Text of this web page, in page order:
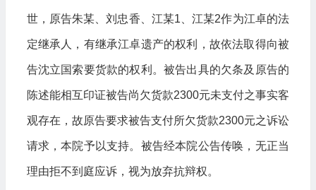
世，原告朱某、刘忠香、江某1、江某2作为江卓的法
定继承人，有继承江卓遗产的权利，故依法取得向被
告沈立国索要货款的权利。被告出具的欠条及原告的
陈述能相互印证被告尚欠货款2300元未支付之事实客
观存在，故原告要求被告支付所欠货款2300元之诉讼
请求，本院予以支持。被告经本院公告传唤，无正当
理由拒不到庭应诉，视为放弃抗辩权。